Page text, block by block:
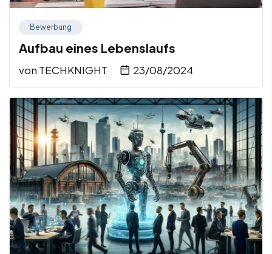
Bewerbung
Aufbau eines Lebenslaufs
von TECHKNIGHT 23/08/2024